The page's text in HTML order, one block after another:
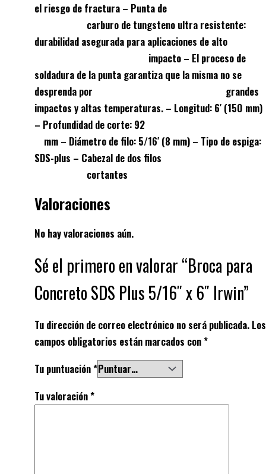
el riesgo de fractura – Punta de
carburo de tungsteno ultra resistente:
durabilidad asegurada para aplicaciones de alto
impacto – El proceso de
soldadura de la punta garantiza que la misma no se
desprenda por grandes
impactos y altas temperaturas. – Longitud: 6′ (150 mm)
– Profundidad de corte: 92
mm – Diámetro de filo: 5/16′ (8 mm) – Tipo de espiga:
SDS-plus – Cabezal de dos filos
cortantes
Valoraciones
No hay valoraciones aún.
Sé el primero en valorar “Broca para
Concreto SDS Plus 5/16″ x 6″ Irwin”
Tu dirección de correo electrónico no será publicada. Los
campos obligatorios están marcados con*
Tu puntuación*
Tu valoración*